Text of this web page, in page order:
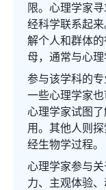
限。心理学家
经科学联系起
解个人和群体
母，通常与心理
参与该学科的专
一些心理学家
心理学家试图
用。其他人则
经生物学过程。
心理学家参与
力、主观体验